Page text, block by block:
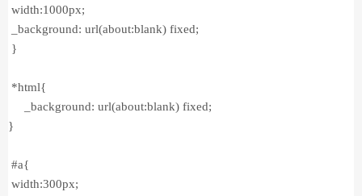
width:1000px;
_background: url(about:blank) fixed;
}
*html{
_background: url(about:blank) fixed;
}
#a{
width:300px;